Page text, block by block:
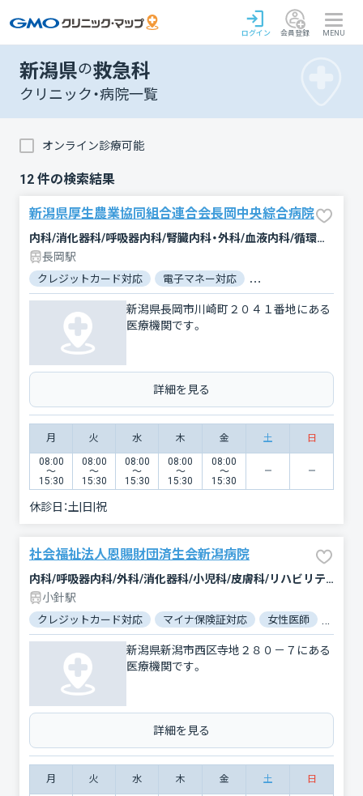
ログイン 会員登録 MENU
新潟県の救急科
クリニック・病院一覧
オンライン診療可能
12 件の検索結果
新潟県厚生農業協同組合連合会長岡中央綜合病院
内科/消化器科/呼吸器内科/腎臓内科・外科/血液内科/循環器科/腫瘍内科・外科/神経内科/小児科/外科/整形外科/リウマチ科/形成外科/脳神経外科/呼吸器外科/心臓血管外科/皮膚科/泌尿器科/産婦人科/眼科/耳鼻咽喉科/精神科・神経科/心療内科/放射線科/臨床検査・病理診断/リハビリテーション/麻酔科/救急科/歯科口腔外科
長岡駅
クレジットカード対応 電子マネー対応 マイナ保険証対応
新潟県長岡市川崎町２０４１番地にある
医療機関です。
詳細を見る
月 火 水 木 金 土 日
08:00
〜
15:30
08:00
〜
15:30
08:00
〜
15:30
08:00
〜
15:30
08:00
〜
15:30
休診日：土|日|祝
社会福祉法人恩賜財団済生会新潟病院
内科/呼吸器内科/外科/消化器科/小児科/皮膚科/リハビリテーション/救急科/血液内科/循環器科/脳神経外科/産婦人科/泌尿器科/放射線科/麻酔科/呼吸器外科/整形外科/眼科/精神科・神経科/臨床検査・病理診断/神経内科/腫瘍内科・外科/心臓血管外科/形成外科/耳鼻咽喉科/歯科口腔外科
小針駅
クレジットカード対応 マイナ保険証対応 女性医師
新潟県新潟市西区寺地２８０－７にある
医療機関です。
詳細を見る
月 火 水 木 金 土 日